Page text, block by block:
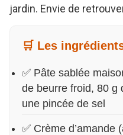
jardin. Envie de
🛒 Les
✅ Pâte sablée
de beurre froid, 80
une pincée de sel
✅ Crème d’amande